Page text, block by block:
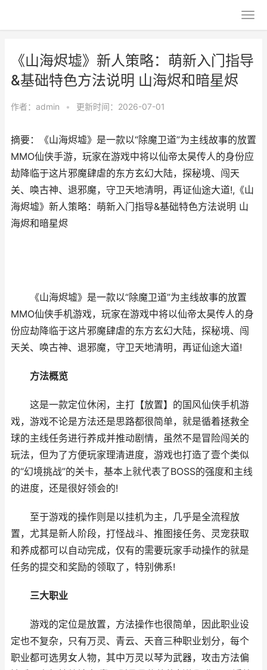
《山海烬墟》新人策略：萌新入门指导
&基础特色方法说明 山海烬和暗星烬
作者： admin • 更新时间：2026-07-01
摘要：《山海烬墟》是一款以“除魔卫道”为主线故事的放置
MMO仙侠手游，玩家在游戏中将以仙帝太昊传人的身份应
劫降临于这片邪魔肆虐的东方玄幻大陆，探秘境、闯天
关、唤古神、退邪魔，守卫天地清明，再证仙途大道!,《山
海烬墟》新人策略：萌新入门指导&基础特色方法说明 山
海烬和暗星烬
《山海烬墟》是一款以“除魔卫道”为主线故事的放置
MMO仙侠手机游戏，玩家在游戏中将以仙帝太昊传人的身
份应劫降临于这片邪魔肆虐的东方玄幻大陆，探秘境、闯
天关、唤古神、退邪魔，守卫天地清明，再证仙途大道!
方法概览
这是一款定位休闲，主打【放置】的国风仙侠手机游
戏，游戏不论是方法还是思路都很简单，就是循着拯救全
球的主线任务进行养成并推动剧情，虽然不是冒险闯关的
玩法，但为了方便玩家理清进度，游戏也打造了壹个类似
的“幻境挑战”的关卡，基本上就代表了BOSS的强度和主线
的进度，还是很好领会的!
至于游戏的操作则是以挂机为主，几乎是全流程放
置，尤其是新人阶段，打怪战斗、推图接任务、灵宠获取
和养成都可以自动完成，仅有的需要玩家手动操作的就是
任务的提交和奖励的领取了，特别佛系!
三大职业
游戏的定位是放置，方法操作也很简单，因此职业设
定也不复杂，只有万灵、青云、天音三种职业划分，每个
职业都可选男女人物，其中万灵以琴为武器，攻击方法偏